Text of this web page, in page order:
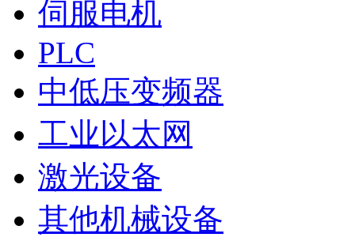
伺服电机
PLC
中低压变频器
工业以太网
激光设备
其他机械设备